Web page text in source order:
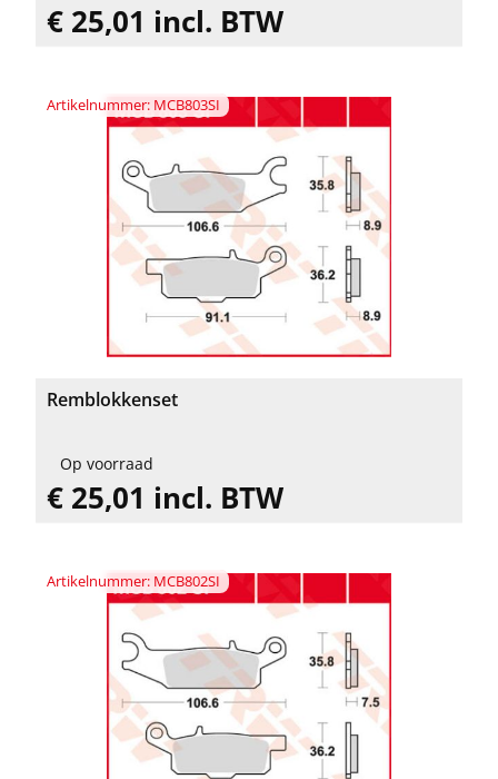
€ 25,01 incl. BTW
Artikelnummer: MCB803SI
Remblokkenset
Op voorraad
€ 25,01 incl. BTW
Artikelnummer: MCB802SI